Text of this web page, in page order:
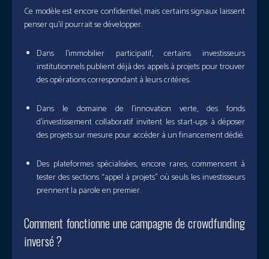
Ce modèle est encore confidentiel, mais certains signaux laissent
penser qu’il pourrait se développer.
Dans l’immobilier participatif, certains investisseurs
institutionnels publient déjà des appels à projets pour trouver
des opérations correspondant à leurs critères.
Dans le domaine de l’innovation verte, des fonds
d’investissement collaboratif invitent les start-ups à déposer
des projets sur mesure pour accéder à un financement dédié.
Des plateformes spécialisées, encore rares, commencent à
tester des sections “appel à projets” où seuls les investisseurs
prennent la parole en premier.
Comment fonctionne une campagne de crowdfunding
inversé ?